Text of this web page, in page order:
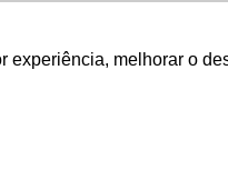
experiência, melhorar o
Brindes